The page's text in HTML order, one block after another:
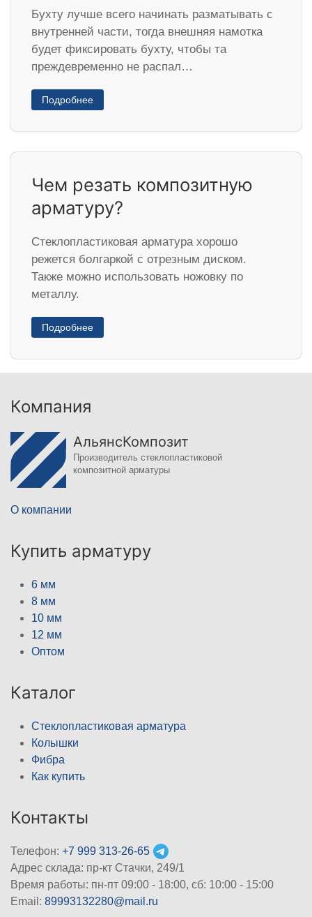
Бухту лучше всего начинать разматывать с
внутренней части, тогда внешняя намотка
будет фиксировать бухту, чтобы та
преждевременно не распал…
Подробнее
Чем резать композитную
арматуру?
Стеклопластиковая арматура хорошо
режется болгаркой с отрезным диском.
Также можно использовать ножовку по
металлу.
Подробнее
Компания
АльянсКомпозит
Производитель стеклопластиковой
композитной арматуры
О компании
Купить арматуру
6 мм
8 мм
10 мм
12 мм
Оптом
Каталог
Стеклопластиковая арматура
Колышки
Фибра
Как купить
Контакты
Телефон: +7 999 313-26-65
Адрес склада: пр-кт Стачки, 249/1
Время работы: пн-пт 09:00 - 18:00, cб: 10:00 - 15:00
Email: 89993132280@mail.ru